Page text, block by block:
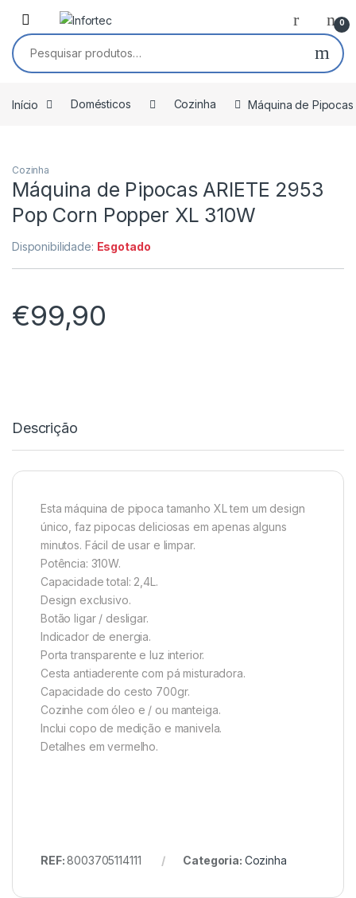
Saltar para navegação
Pular para o conteúdo
0
Pesquisar por:
Início Domésticos Cozinha Máquina de Pipocas
Cozinha
Máquina de Pipocas ARIETE 2953
Pop Corn Popper XL 310W
Disponibilidade: Esgotado
€99,90
Descrição
Esta máquina de pipoca tamanho XL tem um design
único, faz pipocas deliciosas em apenas alguns
minutos. Fácil de usar e limpar.
Potência: 310W.
Capacidade total: 2,4L.
Design exclusivo.
Botão ligar / desligar.
Indicador de energia.
Porta transparente e luz interior.
Cesta antiaderente com pá misturadora.
Capacidade do cesto 700gr.
Cozinhe com óleo e / ou manteiga.
Inclui copo de medição e manivela.
Detalhes em vermelho.
REF:8003705114111 Categoria: Cozinha